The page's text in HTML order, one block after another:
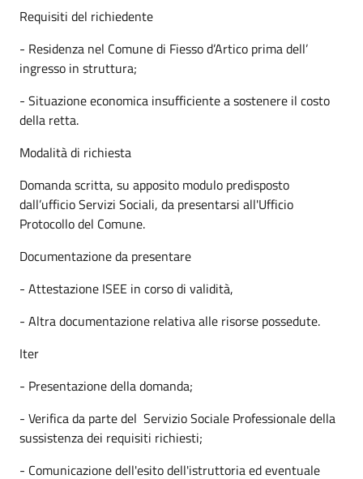
Requisiti del richiedente
- Residenza nel Comune di Fiesso d’Artico prima dell’
ingresso in struttura;
- Situazione economica insufficiente a sostenere il costo
della retta.
Modalità di richiesta
Domanda scritta, su apposito modulo predisposto
dall’ufficio Servizi Sociali, da presentarsi all'Ufficio
Protocollo del Comune.
Documentazione da presentare
- Attestazione ISEE in corso di validità,
- Altra documentazione relativa alle risorse possedute.
Iter
- Presentazione della domanda;
- Verifica da parte del Servizio Sociale Professionale della
sussistenza dei requisiti richiesti;
- Comunicazione dell'esito dell'istruttoria ed eventuale